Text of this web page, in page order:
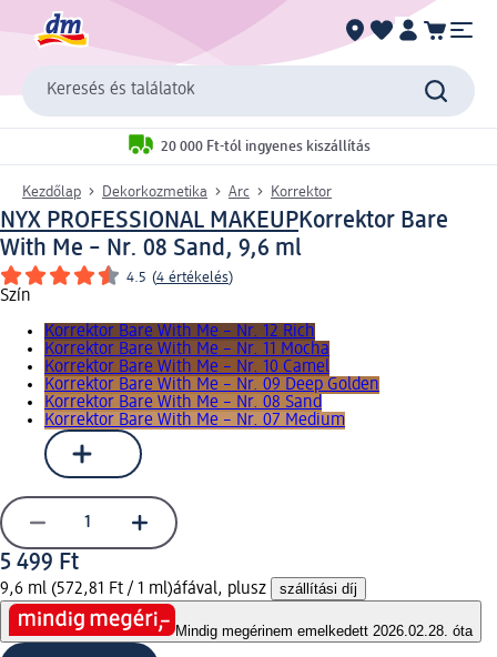
Keresés és találatok
20 000 Ft-tól ingyenes kiszállítás
Kezdőlap Dekorkozmetika Arc Korrektor
NYX PROFESSIONAL MAKEUPKorrektor Bare
With Me – Nr. 08 Sand, 9,6 ml
4.5 (4 értékelés)
Szín
Korrektor Bare With Me – Nr. 12 Rich
Korrektor Bare With Me – Nr. 11 Mocha
Korrektor Bare With Me – Nr. 10 Camel
Korrektor Bare With Me – Nr. 09 Deep Golden
Korrektor Bare With Me – Nr. 08 Sand
Korrektor Bare With Me – Nr. 07 Medium
5 499 Ft
9,6 ml (572,81 Ft / 1 ml)áfával, plusz szállítási díj
Mindig megérinem emelkedett 2026.02.28. óta